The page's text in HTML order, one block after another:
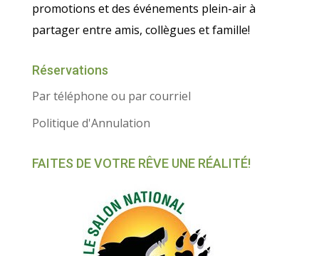
promotions et des événements plein-air à
partager entre amis, collègues et famille!
Réservations
Par téléphone ou par courriel
Politique d'Annulation
FAITES DE VOTRE RÊVE UNE RÉALITÉ!